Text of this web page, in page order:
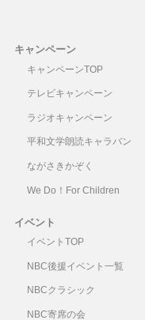
キャンペーン
キャンペーンTOP
テレビキャンペーン
ラジオキャンペーン
平和文学朗読キャラバン
ながさきかぞく
We Do！For Children
イベント
イベントTOP
NBC後援イベント一覧
NBCクラシック
NBC寄席の会